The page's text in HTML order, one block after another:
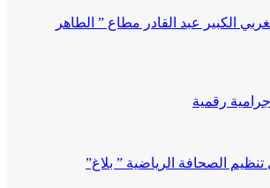
الكبير عبد القادر مطاع ” الطاهر
رقمية
الصحافة الرياضية ” بلاغ”